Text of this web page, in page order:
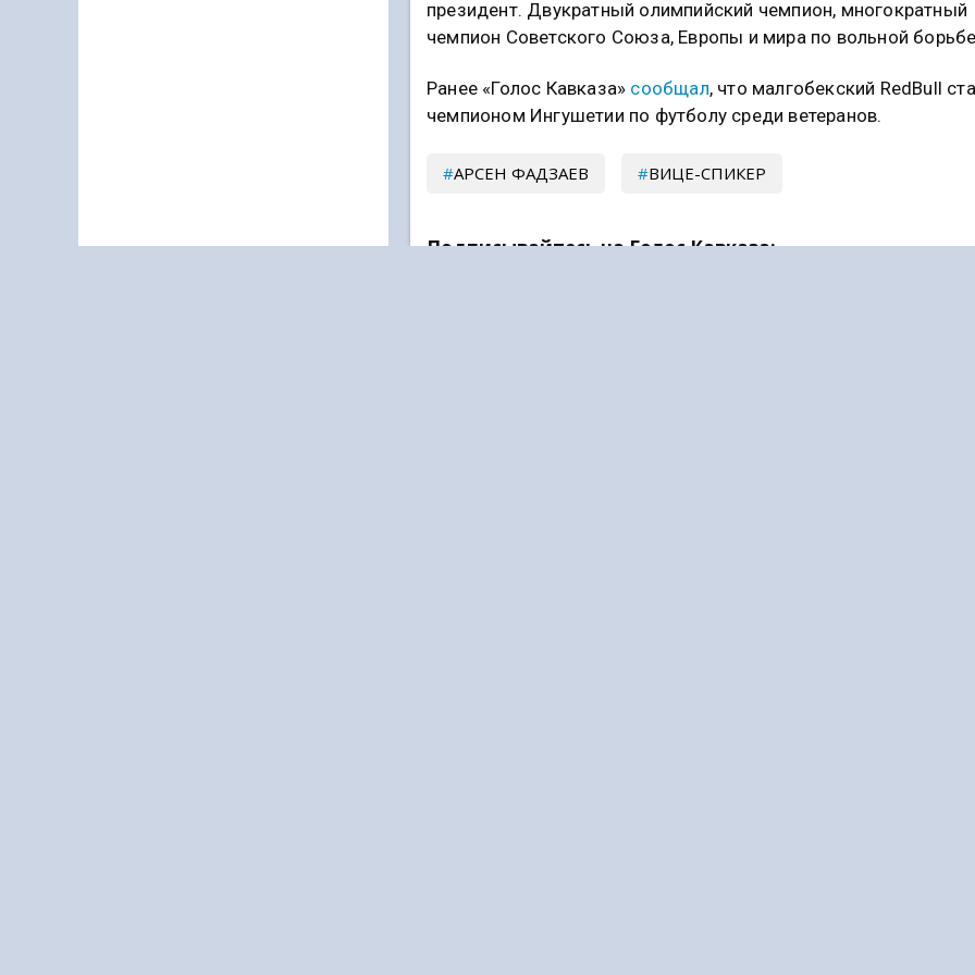
президент. Двукратный олимпийский чемпион, многократный
чемпион Советского Союза, Европы и мира по вольной
Ранее «Голос Кавказа» сообщал, что малгобекский RedBull
чемпионом Ингушетии по футболу среди ветеранов.
АРСЕН ФАДЗАЕВ ВИЦЕ-СПИКЕР
Подписывайтесь на Голос Кавказа: